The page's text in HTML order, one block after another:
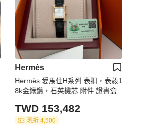
Hermès
Hermès 愛馬仕H系列 表扣，表殼1
8k金鑲鑽，石英機芯 附件 證書盒
TWD 153,482
現折 4,500